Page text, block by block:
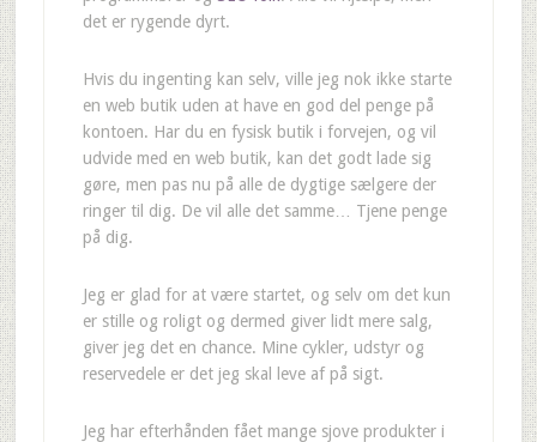
det er rygende dyrt.
Hvis du ingenting kan selv, ville jeg nok ikke starte
en web butik uden at have en god del penge på
kontoen. Har du en fysisk butik i forvejen, og vil
udvide med en web butik, kan det godt lade sig
gøre, men pas nu på alle de dygtige sælgere der
ringer til dig. De vil alle det samme… Tjene penge
på dig.
Jeg er glad for at være startet, og selv om det kun
er stille og roligt og dermed giver lidt mere salg,
giver jeg det en chance. Mine cykler, udstyr og
reservedele er det jeg skal leve af på sigt.
Jeg har efterhånden fået mange sjove produkter i